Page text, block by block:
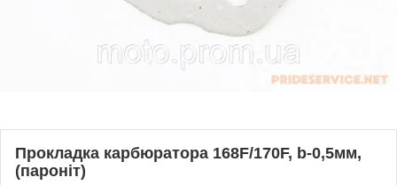
Прокладка карбюратора 168F/170F, b-0,5мм,
(пароніт)